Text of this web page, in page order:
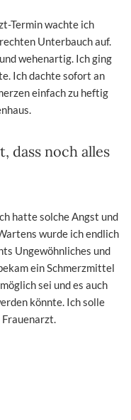
Termin wachte ich
Unterbauch auf.
wehenartig. Ich ging
Ich dachte sofort an
einfach zu heftig
dass noch alles
hatte solche Angst und
wurde ich endlich
Ungewöhnliches und
ein Schmerzmittel
sei und es auch
könnte. Ich solle
Frauenarzt.